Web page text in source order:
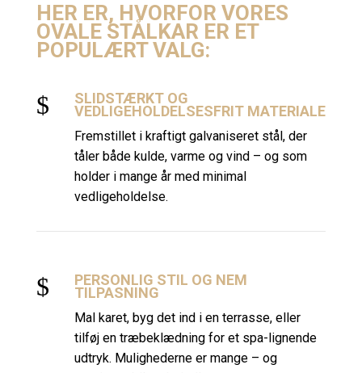
HER ER, HVORFOR VORES
OVALE STÅLKAR ER ET
POPULÆRT VALG:
$ SLIDSTÆRKT OG
VEDLIGEHOLDELSESFRIT MATERIALE
Fremstillet i kraftigt galvaniseret stål, der
tåler både kulde, varme og vind – og som
holder i mange år med minimal
vedligeholdelse.
$ PERSONLIG STIL OG NEM
TILPASNING
Mal karet, byg det ind i en terrasse, eller
tilføj en træbeklædning for et spa-lignende
udtryk. Mulighederne er mange – og